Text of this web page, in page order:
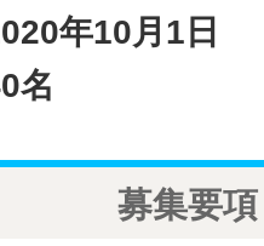
年10月1日
募集要項